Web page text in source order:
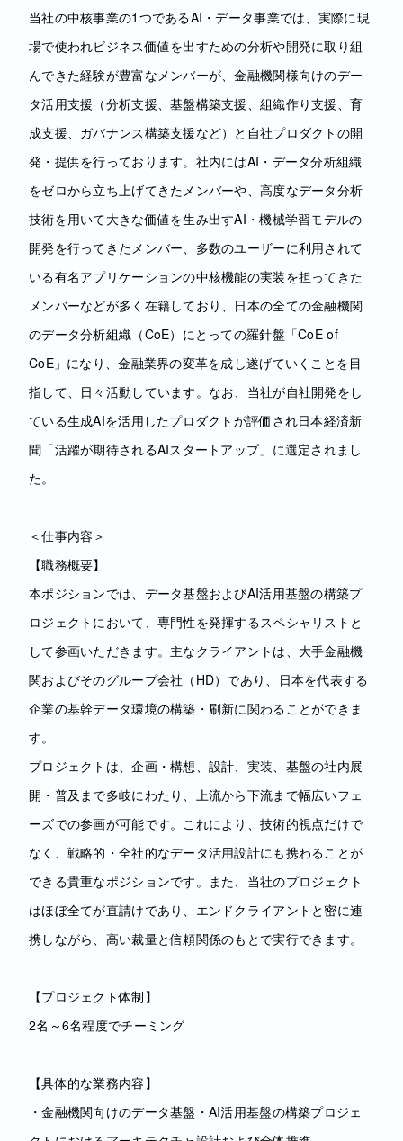
当社の中核事業の1つであるAI・データ事業では、実際に現
場で使われビジネス価値を出すための分析や開発に取り組
んできた経験が豊富なメンバーが、金融機関様向けのデー
タ活用支援（分析支援、基盤構築支援、組織作り支援、育
成支援、ガバナンス構築支援など）と自社プロダクトの開
発・提供を行っております。社内にはAI・データ分析組織
をゼロから立ち上げてきたメンバーや、高度なデータ分析
技術を用いて大きな価値を生み出すAI・機械学習モデルの
開発を行ってきたメンバー、多数のユーザーに利用されて
いる有名アプリケーションの中核機能の実装を担ってきた
メンバーなどが多く在籍しており、日本の全ての金融機関
のデータ分析組織（CoE）にとっての羅針盤「CoE of
CoE」になり、金融業界の変革を成し遂げていくことを目
指して、日々活動しています。なお、当社が自社開発をし
ている生成AIを活用したプロダクトが評価され日本経済新
聞「活躍が期待されるAIスタートアップ」に選定されまし
た。
＜仕事内容＞
【職務概要】
本ポジションでは、データ基盤およびAI活用基盤の構築プ
ロジェクトにおいて、専門性を発揮するスペシャリストと
して参画いただきます。主なクライアントは、大手金融機
関およびそのグループ会社（HD）であり、日本を代表する
企業の基幹データ環境の構築・刷新に関わることができま
す。
プロジェクトは、企画・構想、設計、実装、基盤の社内展
開・普及まで多岐にわたり、上流から下流まで幅広いフェ
ーズでの参画が可能です。これにより、技術的視点だけで
なく、戦略的・全社的なデータ活用設計にも携わることが
できる貴重なポジションです。また、当社のプロジェクト
はほぼ全てが直請けであり、エンドクライアントと密に連
携しながら、高い裁量と信頼関係のもとで実行できます。
【プロジェクト体制】
2名～6名程度でチーミング
【具体的な業務内容】
・金融機関向けのデータ基盤・AI活用基盤の構築プロジェ